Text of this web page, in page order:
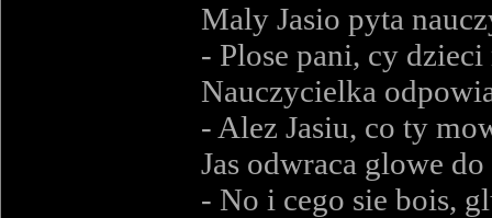
Maly Jasio pyta
- Plose pani, cy
Nauczycielka
- Alez Jasiu, co ty
Jas odwraca glowe
- No i cego sie bois,